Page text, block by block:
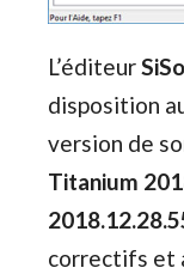
L’éditeur
disposition
version de
Titanium
correctifs et